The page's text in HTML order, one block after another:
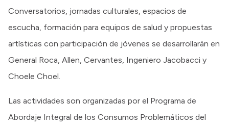
Conversatorios, jornadas culturales, espacios de
escucha, formación para equipos de salud y propuestas
artísticas con participación de jóvenes se desarrollarán en
General Roca, Allen, Cervantes, Ingeniero Jacobacci y
Choele Choel.
Las actividades son organizadas por el Programa de
Abordaje Integral de los Consumos Problemáticos del